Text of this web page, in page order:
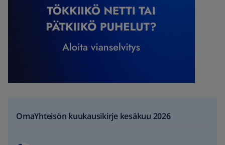
OmaYhteisön kuukausikirje kesäkuu 2026